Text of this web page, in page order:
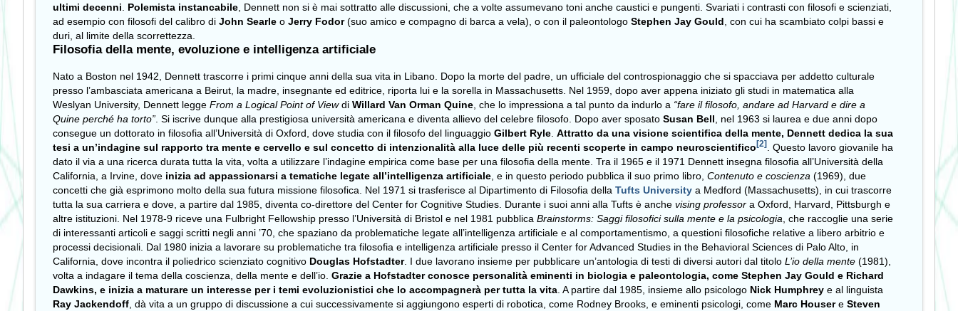
ultimi decenni
Polemista instancabile , Dennett non si è mai sottratto alle discussioni, che a volte assumevano toni anche caustici e pungenti. Svariati i contrasti con filosofi e scienziati,
ad esempio con filosofi del calibro di John Searle o Jerry Fodor(suo amico e compagno di barca a vela), o con il paleontologo Stephen Jay Gould , con cui ha scambiato colpi bassi e
duri, al limite della scorrettezza.
Filosofia della mente, evoluzione e intelligenza artificiale
Nato a Boston nel 1942, Dennett trascorre i primi cinque anni della sua vita in Libano. Dopo la morte del padre, un ufficiale del controspionaggio che si spacciava per addetto culturale
presso l’ambasciata americana a Beirut, la madre, insegnante ed editrice, riporta lui e la sorella in Massachusetts. Nel 1959, dopo aver appena iniziato gli studi in matematica alla
Weslyan University, Dennett legge From a Logical Point of Viewdi Willard Van Orman Quine , che lo impressiona a tal punto da indurlo a “fare il filosofo, andare ad Harvard e dire a
Quine perché ha torto” . Si iscrive dunque alla prestigiosa università americana e diventa allievo del celebre filosofo. Dopo aver sposato Susan Bell , nel 1963 si laurea e due anni dopo
consegue un dottorato in filosofia all’Università di Oxford, dove studia con il filosofo del linguaggio Gilbert Ryle Attratto da una visione scientifica della mente, Dennett dedica la sua
tesi a un’indagine sul rapporto tra mente e cervello e sul concetto di intenzionalità alla luce delle più recenti scoperte in campo neuroscientifico [2]
. Questo lavoro giovanile ha
dato il via a una ricerca durata tutta la vita, volta a utilizzare l’indagine empirica come base per una filosofia della mente. Tra il 1965 e il 1971 Dennett insegna filosofia all’Università della
California, a Irvine, dove inizia ad appassionarsi a tematiche legate all’intelligenza artificiale , e in questo periodo pubblica il suo primo libro, Contenuto e coscienza (1969), due
concetti che già esprimono molto della sua futura missione filosofica. Nel 1971 si trasferisce al Dipartimento di Filosofia della Tufts University a Medford (Massachusetts), in cui trascorre
tutta la sua carriera e dove, a partire dal 1985, diventa co-direttore del Center for Cognitive Studies. Durante i suoi anni alla Tufts è anche vising professor a Oxford, Harvard, Pittsburgh e
altre istituzioni. Nel 1978-9 riceve una Fulbright Fellowship presso l’Università di Bristol e nel 1981 pubblica Brainstorms: Saggi filosofici sulla mente e la psicologia , che raccoglie una serie
di interessanti articoli e saggi scritti negli anni ’70, che spaziano da problematiche legate all’intelligenza artificiale e al comportamentismo, a questioni filosofiche relative a libero arbitrio e
processi decisionali. Dal 1980 inizia a lavorare su problematiche tra filosofia e intelligenza artificiale presso il Center for Advanced Studies in the Behavioral Sciences di Palo Alto, in
California, dove incontra il poliedrico scienziato cognitivo Douglas Hofstadter. I due lavorano insieme per pubblicare un’antologia di testi di diversi autori dal titolo L’io della mente (1981),
volta a indagare il tema della coscienza, della mente e dell’io. Grazie a Hofstadter conosce personalità eminenti in biologia e paleontologia, come Stephen Jay Gould e Richard
Dawkins, e inizia a maturare un interesse per i temi evoluzionistici che lo accompagnerà per tutta la vita . A partire dal 1985, insieme allo psicologo Nick Humphrey e al linguista
Ray Jackendoff , dà vita a un gruppo di discussione a cui successivamente si aggiungono esperti di robotica, come Rodney Brooks, e eminenti psicologi, come Marc Housere Steven